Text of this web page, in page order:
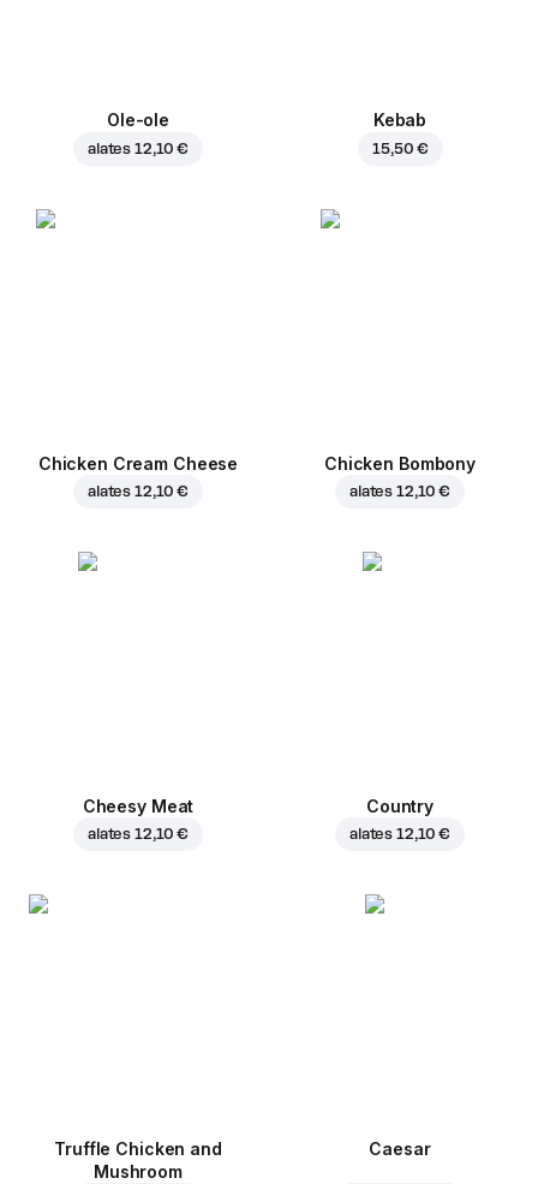
Ole-ole
alates 12,10 €
Kebab
15,50 €
Chicken Cream Cheese
alates 12,10 €
Chicken Bombony
alates 12,10 €
Cheesy Meat
alates 12,10 €
Country
alates 12,10 €
Truffle Chicken and
Mushroom
Caesar